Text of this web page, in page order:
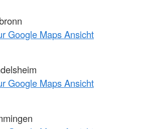
Google Maps Ansicht
Google Maps Ansicht